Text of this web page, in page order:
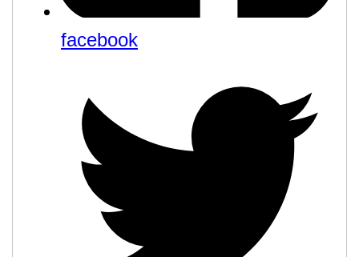
facebook